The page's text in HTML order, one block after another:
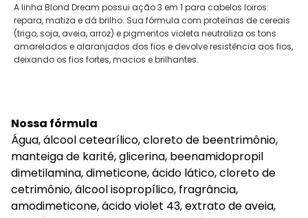
A linha Blond Dream possui ação 3 em 1 para cabelos loiros:
repara, matiza e dá brilho. Sua fórmula com proteínas de cereais
(trigo, soja, aveia, arroz) e pigmentos violeta neutraliza os tons
amarelados e alaranjados dos fios e devolve resistência aos fios,
deixando os fios fortes, macios e brilhantes.
Nossa fórmula
Água, álcool cetearílico, cloreto de beentrimônio,
manteiga de karité, glicerina, beenamidopropil
dimetilamina, dimeticone, ácido lático, cloreto de
cetrimônio, álcool isopropílico, fragrância,
amodimeticone, ácido violet 43, extrato de aveia,